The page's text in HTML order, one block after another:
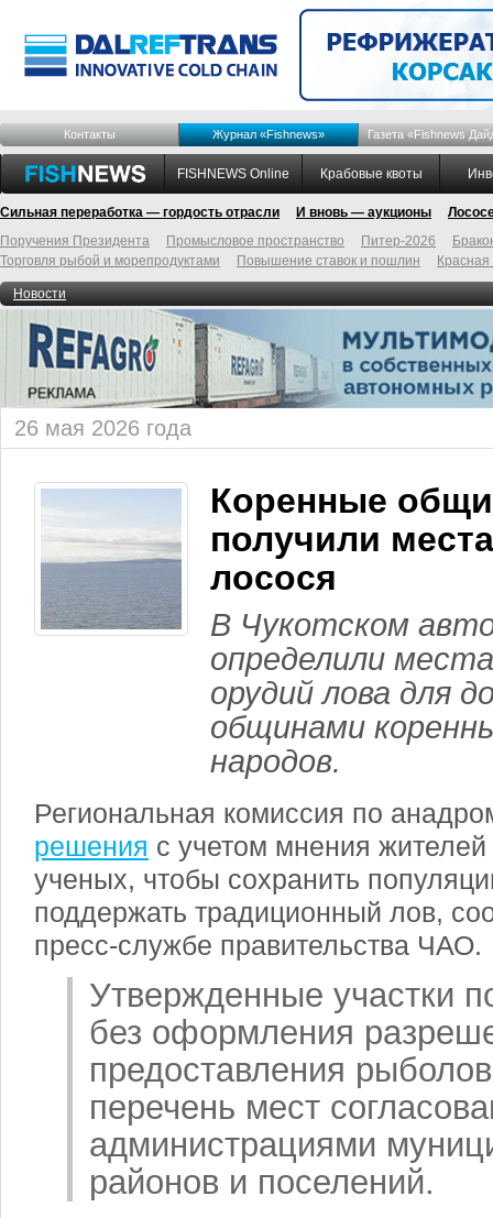
Контакты Журнал «Fishnews» Газета «Fishnews
FISHNEWS Online Крабовые квоты
Сильная переработка — гордость отрасли И вновь — аукционы
Поручения Президента
Промысловое пространство Питер-2026
Торговля рыбой и морепродуктами
Повышение ставок и пошлин
Новости
26 мая 2026 года
Коренные
получили
лосося
В Чукотском
определили
орудий лова для
общинами
народов.
Региональная комиссия по
решения с учетом мнения
ученых, чтобы сохранить
поддержать традиционный лов,
пресс-службе правительства ЧАО.
Утвержденные участки
без оформления
предоставления
перечень мест
администрациями
районов и поселений.